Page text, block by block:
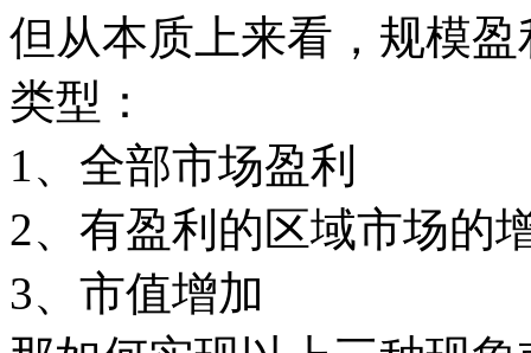
但从本质上来看，规模
类型：
1、全部市场盈利
2、有盈利的区域市场的
3、市值增加